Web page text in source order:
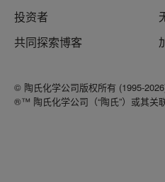
投资者
共同探索博客
© 陶氏化学公司版权所有 (1995-
®™ 陶氏化学公司（“陶氏”）或其关